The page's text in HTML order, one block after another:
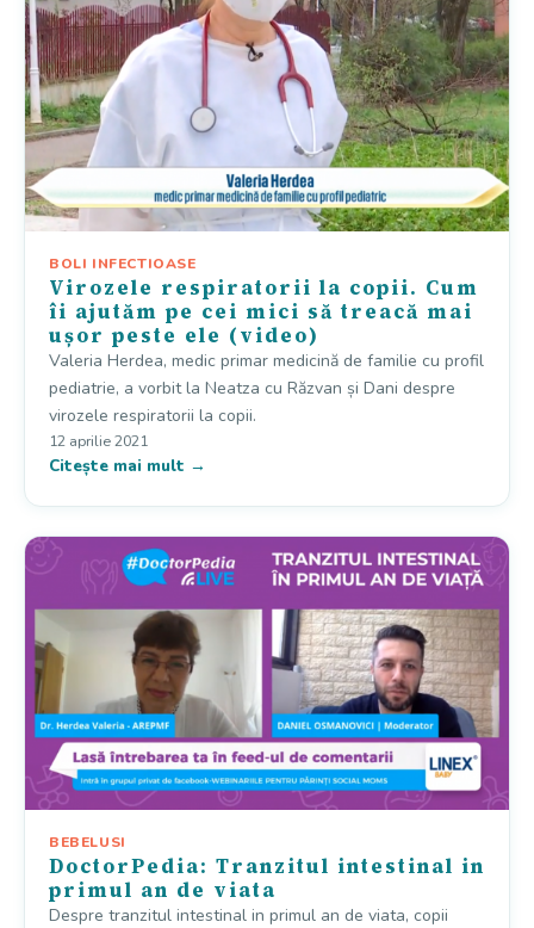
BOLI INFECTIOASE
Virozele respiratorii la copii. Cum
îi ajutăm pe cei mici să treacă mai
ușor peste ele (video)
Valeria Herdea, medic primar medicină de familie cu profil
pediatrie, a vorbit la Neatza cu Răzvan și Dani despre
virozele respiratorii la copii.
12 aprilie 2021
Citește mai mult →
BEBELUSI
DoctorPedia: Tranzitul intestinal in
primul an de viata
Despre tranzitul intestinal in primul an de viata, copii